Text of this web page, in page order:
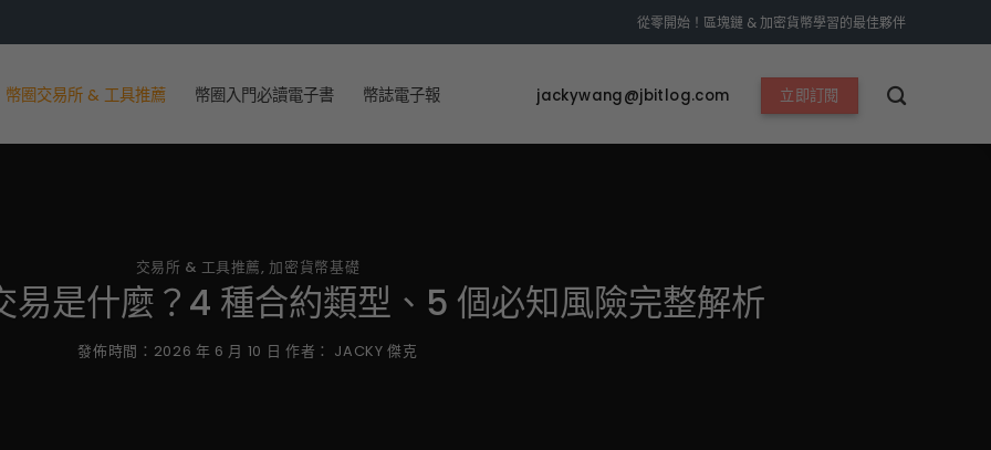
從零開始！區塊鏈 & 加密貨幣學習的最佳夥伴
幣圈交易所 & 工具推薦 幣圈入門必讀電子書 幣誌電子報 jackywang@jbitlog.com 立即訂閱
交易所 & 工具推薦,加密貨幣基礎
易是什麼？4 種合約類型、5 個必知風險完整解析
發佈時間： 2026 年 6 月 10 日 作者： JACKY 傑克